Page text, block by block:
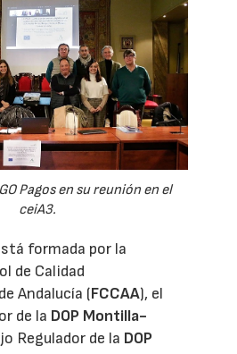
Pagos en su reunión en el
ceiA3.
formada por la
de Calidad
Andalucía (FCCAA), el
de la DOP Montilla-
Regulador de la DOP